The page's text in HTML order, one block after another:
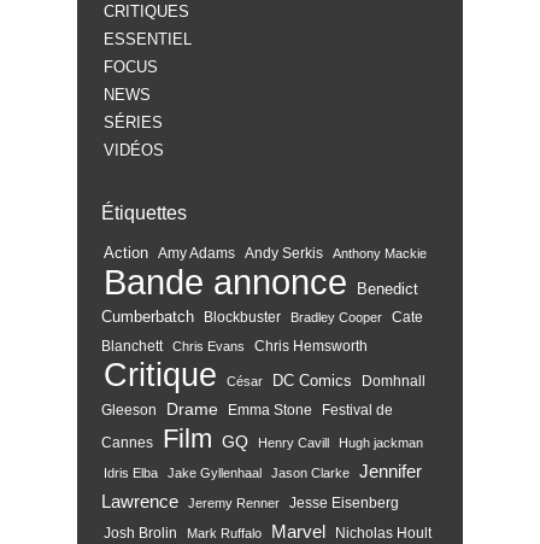
CRITIQUES
ESSENTIEL
FOCUS
NEWS
SÉRIES
VIDÉOS
Étiquettes
Action Amy Adams Andy Serkis Anthony Mackie
Bande annonce
Benedict
Cumberbatch
Blockbuster Bradley Cooper
Cate
Blanchett
Chris Evans Chris Hemsworth
Critique César DC Comics
Domhnall
Gleeson
Drame Emma Stone
Festival de
Cannes
Film GQ Henry Cavill Hugh jackman
Idris Elba Jake Gyllenhaal Jason Clarke
Jennifer
Lawrence
Jeremy Renner
Jesse Eisenberg
Josh Brolin
Mark Ruffalo Marvel Nicholas Hoult